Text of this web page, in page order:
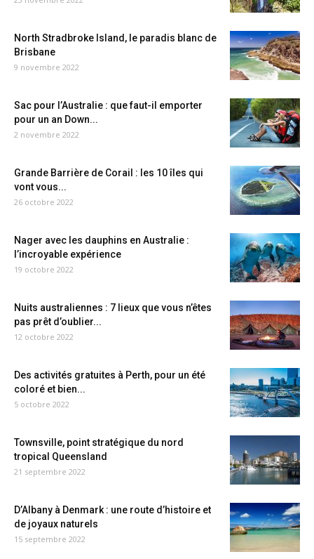
North Stradbroke Island, le paradis blanc de
Brisbane
9 novembre 2022
Sac pour l’Australie : que faut-il emporter
pour un an Down...
2 novembre 2022
Grande Barrière de Corail : les 10 îles qui
vont vous...
26 octobre 2022
Nager avec les dauphins en Australie :
l’incroyable expérience
19 octobre 2022
Nuits australiennes : 7 lieux que vous n’êtes
pas prêt d’oublier...
12 octobre 2022
Des activités gratuites à Perth, pour un été
coloré et bien...
5 octobre 2022
Townsville, point stratégique du nord
tropical Queensland
21 septembre 2022
D’Albany à Denmark : une route d’histoire et
de joyaux naturels
15 septembre 2022